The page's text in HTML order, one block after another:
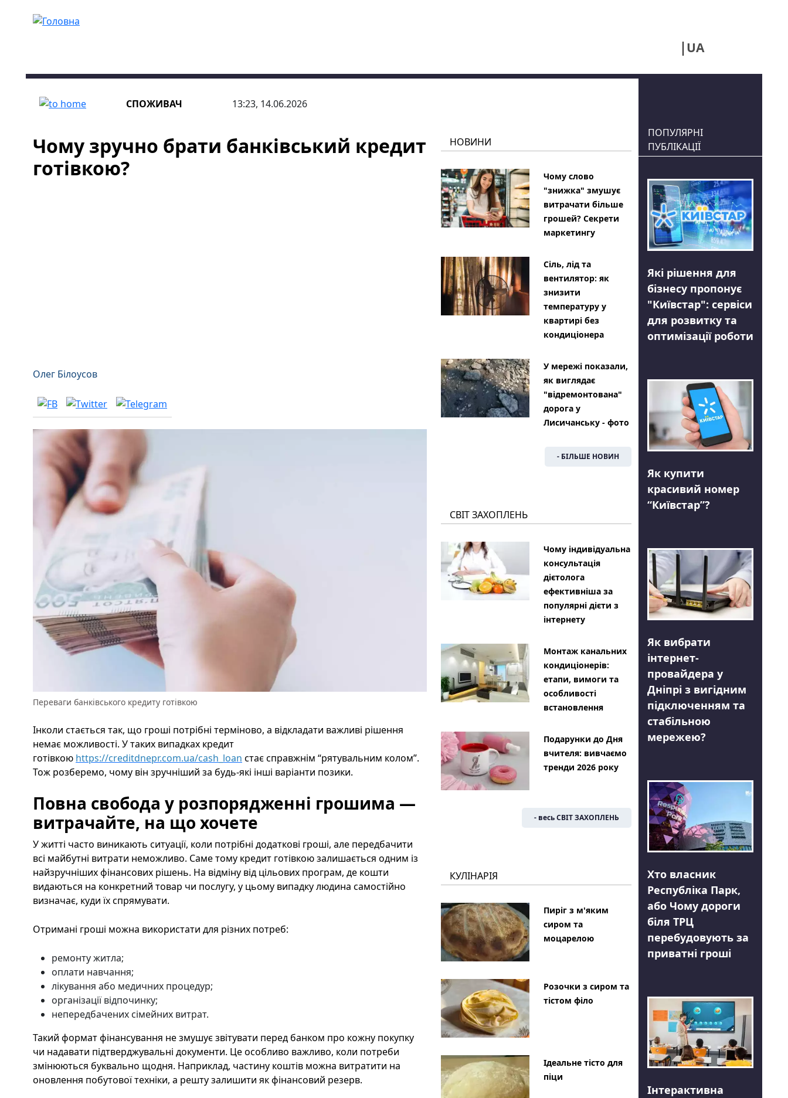
UA
СПОЖИВАЧ 13:23, 14.06.2026
Чому зручно брати банківський кредит
готівкою?
Олег Білоусов
Переваги банківського кредиту готівкою
Інколи стається так, що гроші потрібні терміново, а відкладати важливі рішення
немає можливості. У таких випадках кредит
готівкою https://creditdnepr.com.ua/cash_loan стає справжнім “рятувальним колом”.
Тож розберемо, чому він зручніший за будь-які інші варіанти позики.
Повна свобода у розпорядженні грошима —
витрачайте, на що хочете
У житті часто виникають ситуації, коли потрібні додаткові гроші, але передбачити
всі майбутні витрати неможливо. Саме тому кредит готівкою залишається одним із
найзручніших фінансових рішень. На відміну від цільових програм, де кошти
видаються на конкретний товар чи послугу, у цьому випадку людина самостійно
визначає, куди їх спрямувати.
Отримані гроші можна використати для різних потреб:
ремонту житла;
оплати навчання;
лікування або медичних процедур;
організації відпочинку;
непередбачених сімейних витрат.
Такий формат фінансування не змушує звітувати перед банком про кожну покупку
чи надавати підтверджувальні документи. Це особливо важливо, коли потреби
змінюються буквально щодня. Наприклад, частину коштів можна витратити на
оновлення побутової техніки, а решту залишити як фінансовий резерв.
НОВИНИ
Чому слово
"знижка" змушує
витрачати більше
грошей? Секрети
маркетингу
Сіль, лід та
вентилятор: як
знизити
температуру у
квартирі без
кондиціонера
У мережі показали,
як виглядає
"відремонтована"
дорога у
Лисичанську - фото
- БІЛЬШЕ НОВИН
СВІТ ЗАХОПЛЕНЬ
Чому індивідуальна
консультація
дієтолога
ефективніша за
популярні дієти з
інтернету
Монтаж канальних
кондиціонерів:
етапи, вимоги та
особливості
встановлення
Подарунки до Дня
вчителя: вивчаємо
тренди 2026 року
- весь СВІТ ЗАХОПЛЕНЬ
КУЛІНАРІЯ
Пиріг з м'яким
сиром та
моцарелою
Розочки з сиром та
тістом філо
Ідеальне тісто для
піци
ПОПУЛЯРНІ
ПУБЛІКАЦІЇ
Які рішення для
бізнесу пропонує
"Київстар": сервіси
для розвитку та
оптимізації роботи
Як купити
красивий номер
“Київстар”?
Як вибрати
інтернет-
провайдера у
Дніпрі з вигідним
підключенням та
стабільною
мережею?
Хто власник
Республіка Парк,
або Чому дороги
біля ТРЦ
перебудовують за
приватні гроші
Інтерактивна